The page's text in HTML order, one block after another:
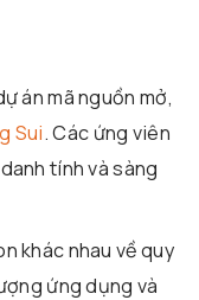
án mã nguồn mở,
Sui. Các ứng viên
tính và sàng
khác nhau về quy
ứng dụng và